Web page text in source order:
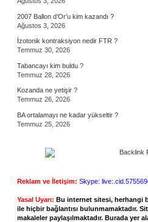
2007 Ballon d’Or’u kim kazandı ?
Ağustos 3, 2026
İzotonik kontraksiyon nedir FTR ?
Temmuz 30, 2026
Tabancayı kim buldu ?
Temmuz 28, 2026
Kozanda ne yetişir ?
Temmuz 26, 2026
BA ortalamayı ne kadar yükseltir ?
Temmuz 25, 2026
Reklam ve İletişim: Skype:
Yasal Uyarı: Bu internet sitesi, herhangi
ile hiçbir bağlantısı bulunmamaktadır.
makaleler paylaşılmaktadır. Burada yer